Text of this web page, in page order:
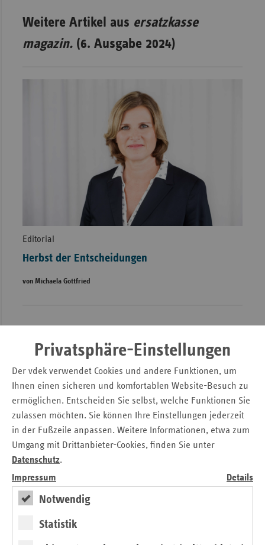
Privatsphäre-Einstellungen
Der vdek verwendet Cookies und andere Funktionen, um
Ihnen einen sicheren und komfortablen Website-Besuch zu
ermöglichen. Entscheiden Sie selbst, welche Funktionen Sie
zulassen möchten. Sie können Ihre Einstellungen jederzeit
in der Fußzeile anpassen. Weitere Informationen, etwa zum
Umgang mit Drittanbieter-Cookies, finden Sie unter
Datenschutz.
Impressum
Details
Notwendig
Statistik
Weitere Artikel aus ersatzkasse
magazin.(6. Ausgabe 2024)
Editorial
Herbst der Entscheidungen
von Michaela Gottfried
Einwurf